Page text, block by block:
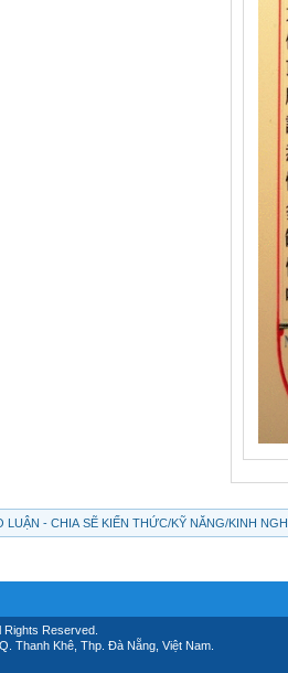
LUẬN - CHIA SẼ KIẾN THỨC/KỸ NĂNG/KINH
Reserved.
Thanh Khê, Thp. Đà Nẵng, Việt Nam.